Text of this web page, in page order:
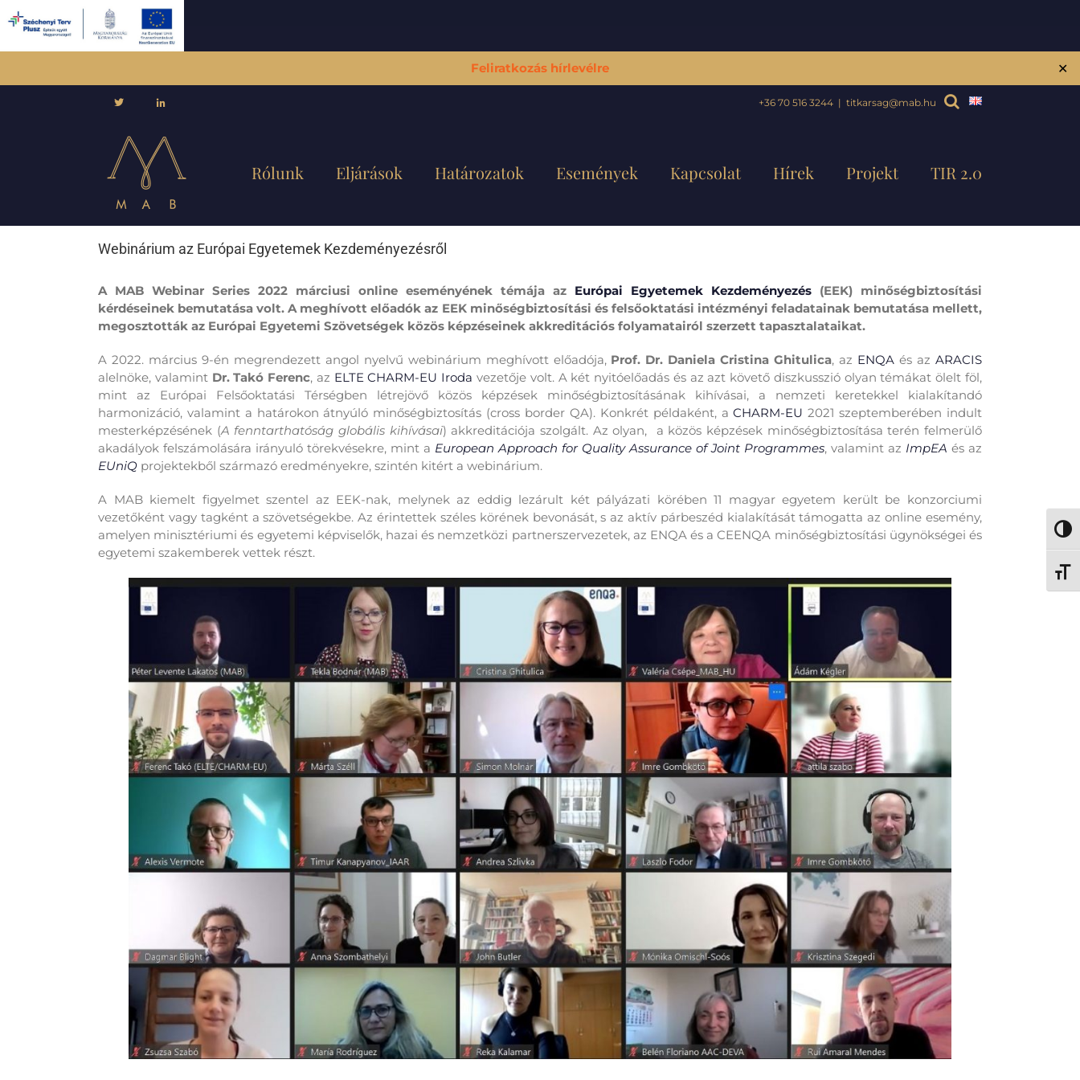
Feliratkozás hírlevélre ✕
+36 70 516 3244 | titkarsag@mab.hu
Rólunk Eljárások Határozatok Események Kapcsolat Hírek Projekt TIR 2.0
Webinárium az Európai Egyetemek Kezdeményezésről
A MAB Webinar Series 2022 márciusi online eseményének témája az Európai Egyetemek Kezdeményezés (EEK) minőségbiztosítási
kérdéseinek bemutatása volt. A meghívott előadók az EEK minőségbiztosítási és felsőoktatási intézményi feladatainak bemutatása mellett,
megosztották az Európai Egyetemi Szövetségek közös képzéseinek akkreditációs folyamatairól szerzett tapasztalataikat.
A 2022. március 9-én megrendezett angol nyelvű webinárium meghívott előadója, Prof. Dr. Daniela Cristina Ghitulica, az ENQA és azARACIS
alelnöke, valamint Dr. Takó Ferenc, az ELTE CHARM-EU Iroda vezetője volt. A két nyitóelőadás és az azt követő diszkusszió olyan témákat ölelt föl,
mint az Európai Felsőoktatási Térségben létrejövő közös képzések minőségbiztosításának kihívásai, a nemzeti keretekkel kialakítandó
harmonizáció, valamint a határokon átnyúló minőségbiztosítás (cross border QA). Konkrét példaként, aCHARM-EU 2021 szeptemberében indult
mesterképzésének (A fenntarthatóság globális kihívásai) akkreditációja szolgált. Az olyan, a közös képzések minőségbiztosítása terén felmerülő
akadályok felszámolására irányuló törekvésekre, mint a European Approach for Quality Assurance of Joint Programmes, valamint az ImpEA és az
EUniQ projektekből származó eredményekre, szintén kitért a webinárium.
A MAB kiemelt figyelmet szentel az EEK-nak, melynek az eddig lezárult két pályázati körében 11 magyar egyetem került be konzorciumi
vezetőként vagy tagként a szövetségekbe. Az érintettek széles körének bevonását, s az aktív párbeszéd kialakítását támogatta az online esemény,
amelyen minisztériumi és egyetemi képviselők, hazai és nemzetközi partnerszervezetek, az ENQA és a CEENQA minőségbiztosítási ügynökségei és
egyetemi szakemberek vettek részt.